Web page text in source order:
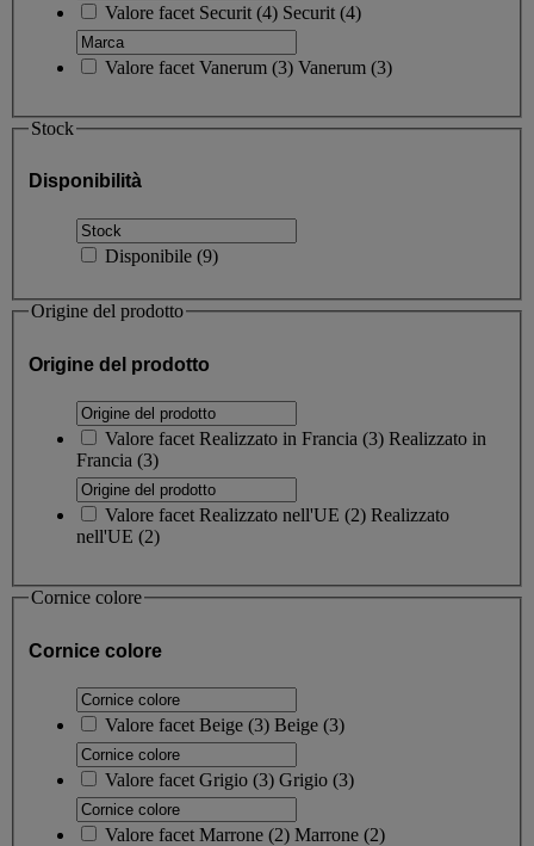
Valore facet Securit (4) Securit (4)
Valore facet Vanerum (3) Vanerum (3)
Stock
Disponibilità
Disponibile (9)
Origine del prodotto
Origine del prodotto
Valore facet Realizzato in Francia (3) Realizzato in
Francia (3)
Valore facet Realizzato nell'UE (2) Realizzato
nell'UE (2)
Cornice colore
Cornice colore
Valore facet Beige (3) Beige (3)
Valore facet Grigio (3) Grigio (3)
Valore facet Marrone (2) Marrone (2)